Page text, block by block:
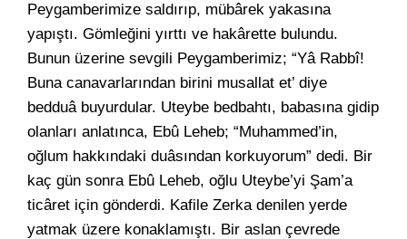
Peygamberimize saldırıp, mübârek yakasına
yapıştı. Gömleğini yırttı ve hakârette bulundu.
Bunun üzerine sevgili Peygamberimiz; “Yâ Rabbî!
Buna canavarlarından birini musallat et’ diye
bedduâ buyurdular. Uteybe bedbahtı, babasına gidip
olanları anlatınca, Ebû Leheb; “Muhammed’in,
oğlum hakkındaki duâsından korkuyorum” dedi. Bir
kaç gün sonra Ebû Leheb, oğlu Uteybe’yi Şam’a
ticâret için gönderdi. Kafile Zerka denilen yerde
yatmak üzere konaklamıştı. Bir aslan çevrede